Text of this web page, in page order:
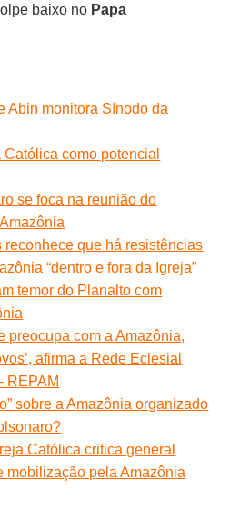
baixo no Papa
Abin monitora Sínodo da
como potencial
se foca na reunião do
reconhece que há resistências
“dentro e fora da Igreja”
temor do Planalto com
preocupa com a Amazônia,
afirma a Rede Eclesial
REPAM
sobre a Amazônia organizado
Católica critica general
mobilização pela Amazônia